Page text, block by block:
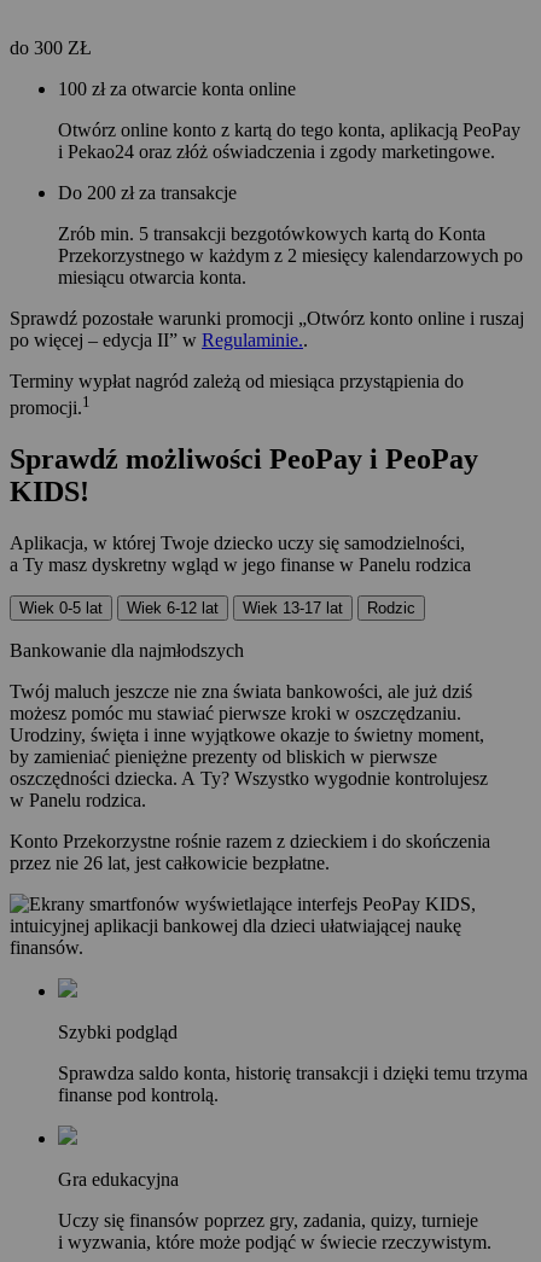
do 300 ZŁ
100 zł za otwarcie konta online
Otwórz online konto z kartą do tego konta, aplikacją PeoPay
i Pekao24 oraz złóż oświadczenia i zgody marketingowe.
Do 200 zł za transakcje
Zrób min. 5 transakcji bezgotówkowych kartą do Konta
Przekorzystnego w każdym z 2 miesięcy kalendarzowych po
miesiącu otwarcia konta.
Sprawdź pozostałe warunki promocji „Otwórz konto online i ruszaj
po więcej – edycja II” w Regulaminie..
Terminy wypłat nagród zależą od miesiąca przystąpienia do
promocji.1
Sprawdź możliwości PeoPay i PeoPay
KIDS!
Aplikacja, w której Twoje dziecko uczy się samodzielności,
a Ty masz dyskretny wgląd w jego finanse w Panelu rodzica
Wiek 0-5 lat Wiek 6-12 lat Wiek 13-17 lat Rodzic
Bankowanie dla najmłodszych
Twój maluch jeszcze nie zna świata bankowości, ale już dziś
możesz pomóc mu stawiać pierwsze kroki w oszczędzaniu.
Urodziny, święta i inne wyjątkowe okazje to świetny moment,
by zamieniać pieniężne prezenty od bliskich w pierwsze
oszczędności dziecka. A Ty? Wszystko wygodnie kontrolujesz
w Panelu rodzica.
Konto Przekorzystne rośnie razem z dzieckiem i do skończenia
przez nie 26 lat, jest całkowicie bezpłatne.
Szybki podgląd
Sprawdza saldo konta, historię transakcji i dzięki temu trzyma
finanse pod kontrolą.
Gra edukacyjna
Uczy się finansów poprzez gry, zadania, quizy, turnieje
i wyzwania, które może podjąć w świecie rzeczywistym.